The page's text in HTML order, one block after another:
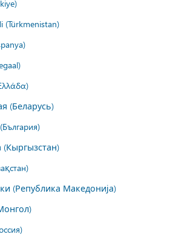
(Türkmenistan)
(Беларусь)
(Република Македонија)